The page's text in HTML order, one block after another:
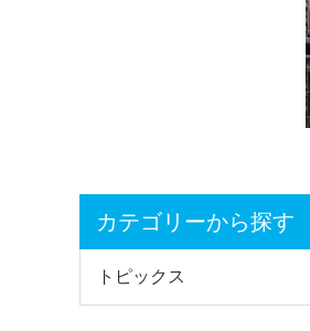
カテゴリーから探す
トピックス